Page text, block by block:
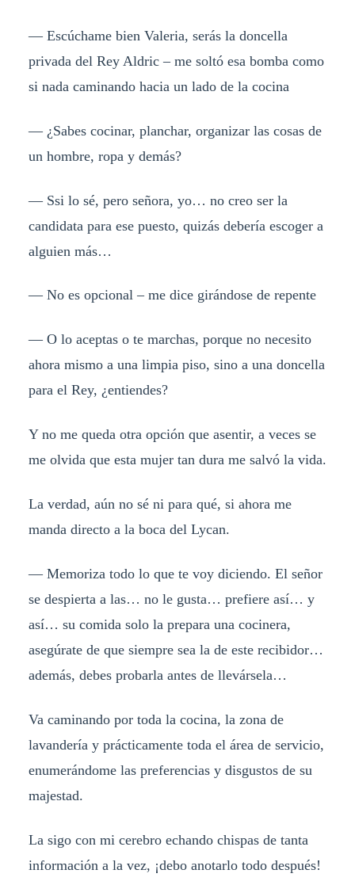
— Escúchame bien Valeria, serás la doncella
privada del Rey Aldric – me soltó esa bomba como
si nada caminando hacia un lado de la cocina
— ¿Sabes cocinar, planchar, organizar las cosas de
un hombre, ropa y demás?
— Ssi lo sé, pero señora, yo… no creo ser la
candidata para ese puesto, quizás debería escoger a
alguien más…
— No es opcional – me dice girándose de repente
— O lo aceptas o te marchas, porque no necesito
ahora mismo a una limpia piso, sino a una doncella
para el Rey, ¿entiendes?
Y no me queda otra opción que asentir, a veces se
me olvida que esta mujer tan dura me salvó la vida.
La verdad, aún no sé ni para qué, si ahora me
manda directo a la boca del Lycan.
— Memoriza todo lo que te voy diciendo. El señor
se despierta a las… no le gusta… prefiere así… y
así… su comida solo la prepara una cocinera,
asegúrate de que siempre sea la de este recibidor…
además, debes probarla antes de llevársela…
Va caminando por toda la cocina, la zona de
lavandería y prácticamente toda el área de servicio,
enumerándome las preferencias y disgustos de su
majestad.
La sigo con mi cerebro echando chispas de tanta
información a la vez, ¡debo anotarlo todo después!